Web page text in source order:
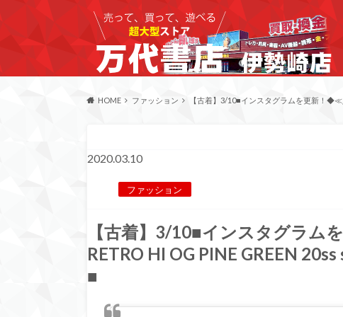
HOME ファッション 【古着】3/10■インスタグラムを更新！◆≪
2020.03.10
ファッション
【古着】3/10■インスタグラ
RETRO HI OG PINE GREEN
■